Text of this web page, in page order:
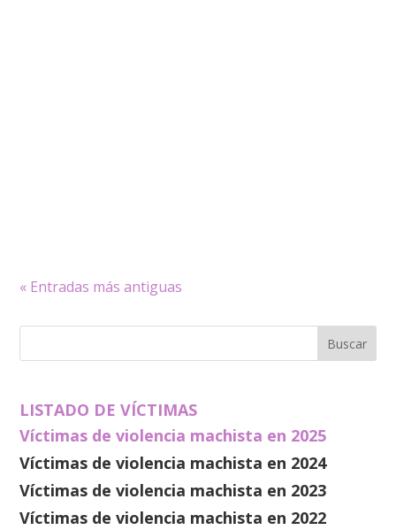
« Entradas más antiguas
LISTADO DE VÍCTIMAS
Víctimas de violencia machista en 2025
Víctimas de violencia machista en 2024
Víctimas de violencia machista en 2023
Víctimas de violencia machista en 2022